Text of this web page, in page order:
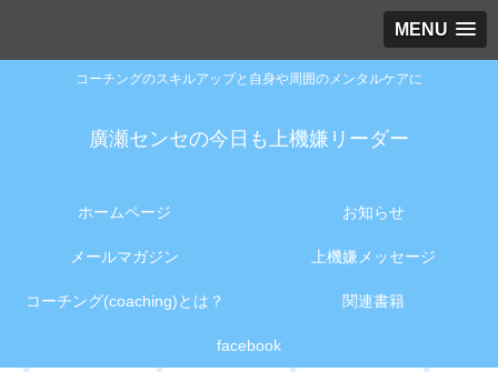
MENU
コーチングのスキルアップと自身や周囲のメンタルケアに
廣瀬センセの今日も上機嫌リーダー
ホームページ お知らせ
メールマガジン 上機嫌メッセージ
コーチング(coaching)とは？ 関連書籍
facebook